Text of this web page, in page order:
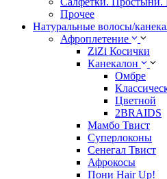
Прочее
Натуральные волосы/
Афроплетение
ZiZi Косички
Канекалон
Омбре
Цветной
2BRAIDS
Мамбо Твист
Суперлоконы
Сенегал Твист
Афрокосы
Пони Hair Up!